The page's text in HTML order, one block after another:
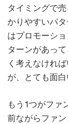
タイミングで
かりやすいパ
はプロモーシ
ターンがあっ
く考えなけれ
が、とても面白
もう1つがファ
前ながらファ